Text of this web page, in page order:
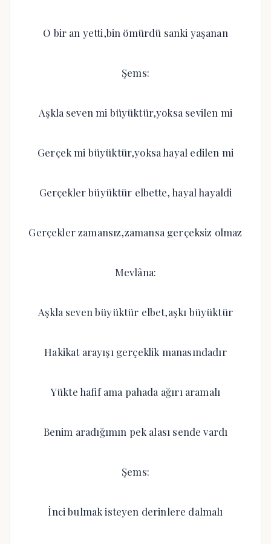
O bir an yetti,bin ömürdü sanki yaşanan
Şems:
Aşkla seven mi büyüktür,yoksa sevilen mi
Gerçek mi büyüktür,yoksa hayal edilen mi
Gerçekler büyüktür elbette, hayal hayaldi
Gerçekler zamansız,zamansa gerçeksiz olmaz
Mevlâna:
Aşkla seven büyüktür elbet,aşkı büyüktür
Hakikat arayışı gerçeklik manasındadır
Yükte hafif ama pahada ağırı aramalı
Benim aradığımın pek alası sende vardı
Şems:
İnci bulmak isteyen derinlere dalmalı